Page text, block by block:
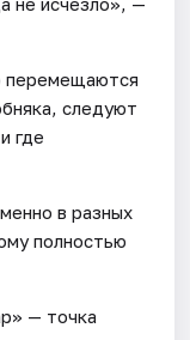
перемещаются
следуют
где
в разных
полностью
— точка